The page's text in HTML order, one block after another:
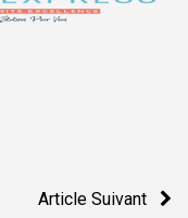
Article Suivant